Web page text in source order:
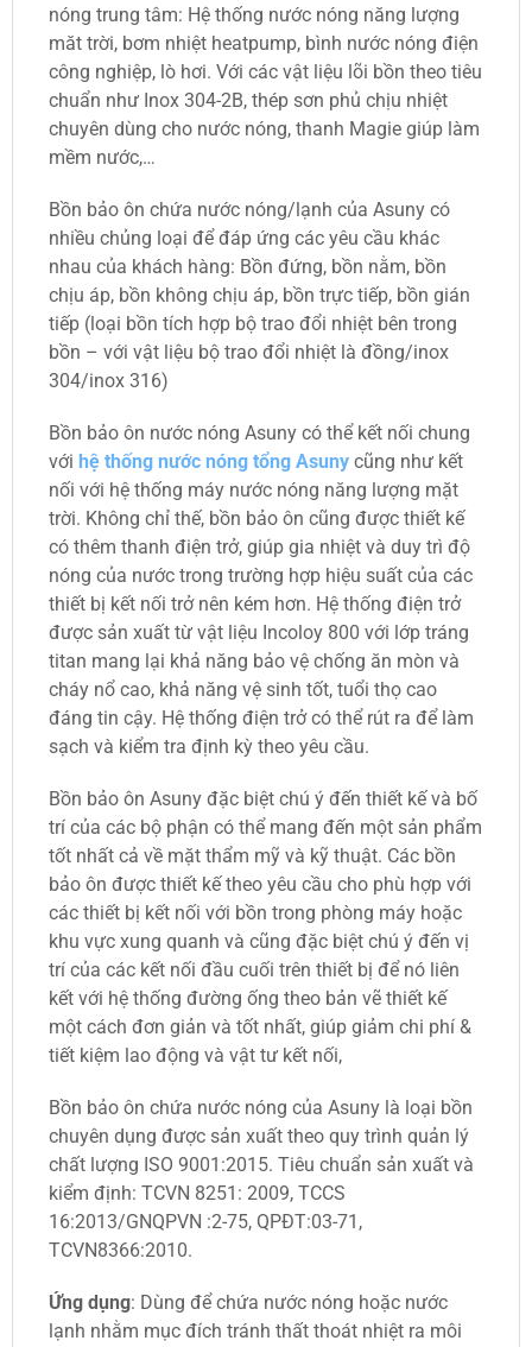
nóng trung tâm: Hệ thống nước nóng năng lượng
măt trời, bơm nhiệt heatpump, bình nước nóng điện
công nghiệp, lò hơi. Với các vật liệu lõi bồn theo tiêu
chuẩn như Inox 304-2B, thép sơn phủ chịu nhiệt
chuyên dùng cho nước nóng, thanh Magie giúp làm
mềm nước,…
Bồn bảo ôn chứa nước nóng/lạnh của Asuny có
nhiều chủng loại để đáp ứng các yêu cầu khác
nhau của khách hàng: Bồn đứng, bồn nằm, bồn
chịu áp, bồn không chịu áp, bồn trực tiếp, bồn gián
tiếp (loại bồn tích hợp bộ trao đổi nhiệt bên trong
bồn – với vật liệu bộ trao đổi nhiệt là đồng/inox
304/inox 316)
Bồn bảo ôn nước nóng Asuny có thể kết nối chung
với hệ thống nước nóng tổng Asunycũng như kết
nối với hệ thống máy nước nóng năng lượng mặt
trời. Không chỉ thế, bồn bảo ôn cũng được thiết kế
có thêm thanh điện trở, giúp gia nhiệt và duy trì độ
nóng của nước trong trường hợp hiệu suất của các
thiết bị kết nối trở nên kém hơn. Hệ thống điện trở
được sản xuất từ vật liệu Incoloy 800 với lớp tráng
titan mang lại khả năng bảo vệ chống ăn mòn và
cháy nổ cao, khả năng vệ sinh tốt, tuổi thọ cao
đáng tin cậy. Hệ thống điện trở có thể rút ra để làm
sạch và kiểm tra định kỳ theo yêu cầu.
Bồn bảo ôn Asuny đặc biệt chú ý đến thiết kế và bố
trí của các bộ phận có thể mang đến một sản phẩm
tốt nhất cả về mặt thẩm mỹ và kỹ thuật. Các bồn
bảo ôn được thiết kế theo yêu cầu cho phù hợp với
các thiết bị kết nối với bồn trong phòng máy hoặc
khu vực xung quanh và cũng đặc biệt chú ý đến vị
trí của các kết nối đầu cuối trên thiết bị để nó liên
kết với hệ thống đường ống theo bản vẽ thiết kế
một cách đơn giản và tốt nhất, giúp giảm chi phí &
tiết kiệm lao động và vật tư kết nối,
Bồn bảo ôn chứa nước nóng của Asuny là loại bồn
chuyên dụng được sản xuất theo quy trình quản lý
chất lượng ISO 9001:2015. Tiêu chuẩn sản xuất và
kiểm định: TCVN 8251: 2009, TCCS
16:2013/GNQPVN :2-75, QPĐT:03-71,
TCVN8366:2010.
Ứng dụng: Dùng để chứa nước nóng hoặc nước
lạnh nhằm mục đích tránh thất thoát nhiệt ra môi